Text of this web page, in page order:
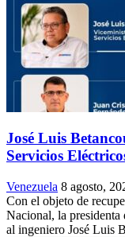
José Luis
Servicios
Venezuela 8 agosto,
Con el objeto de
Nacional, la
al ingeniero José Luis